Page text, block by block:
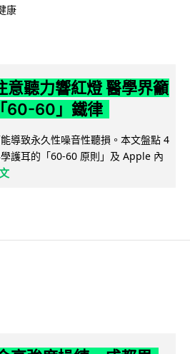
康
聽力響紅燈 醫學界籲
60-60」鐵律
導致永久性噪音性聽損。本文盤點 4
護耳的「60-60 原則」及 Apple 內